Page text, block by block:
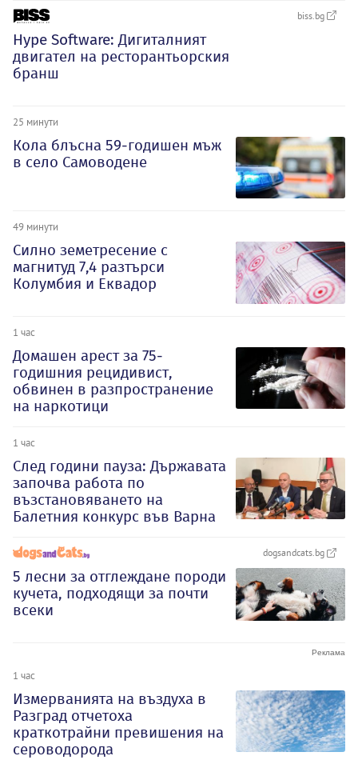
biss.bg
Hype Software: Дигиталният
двигател на ресторантьорския
бранш
25 минути
Кола блъсна 59-годишен мъж
в село Самоводене
49 минути
Силно земетресение с
магнитуд 7,4 разтърси
Колумбия и Еквадор
1 час
Домашен арест за 75-
годишния рецидивист,
обвинен в разпространение
на наркотици
1 час
След години пауза: Държавата
започва работа по
възстановяването на
Балетния конкурс във Варна
dogsandcats.bg
5 лесни за отглеждане породи
кучета, подходящи за почти
всеки
1 час
Измерванията на въздуха в
Разград отчетоха
краткотрайни превишения на
сероводорода